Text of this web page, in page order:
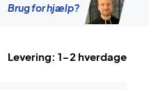
Brug for hjælp?
Levering: 1-2 hverdage